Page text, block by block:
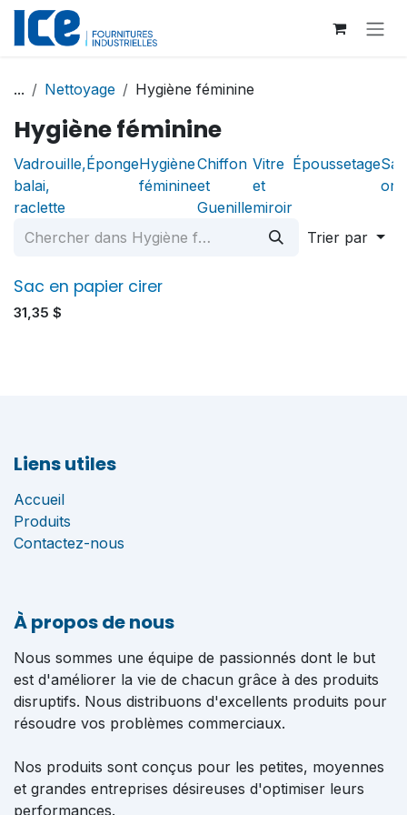
Se rendre au contenu
... Nettoyage Hygiène féminine
Hygiène féminine
Vadrouille,
balai,
raclette
ÉpongeHygiène
féminine
Chiffon
et
Guenille
Vitre
et
miroir
Époussetage
Trier par
Sac en papier cirer
31,35 $
Liens utiles
Accueil
Produits
Contactez-nous
À propos de nous
Nous sommes une équipe de passionnés dont le but
est d'améliorer la vie de chacun grâce à des produits
disruptifs. Nous distribuons d'excellents produits pour
résoudre vos problèmes commerciaux.
Nos produits sont conçus pour les petites, moyennes
et grandes entreprises désireuses d'optimiser leurs
performances.